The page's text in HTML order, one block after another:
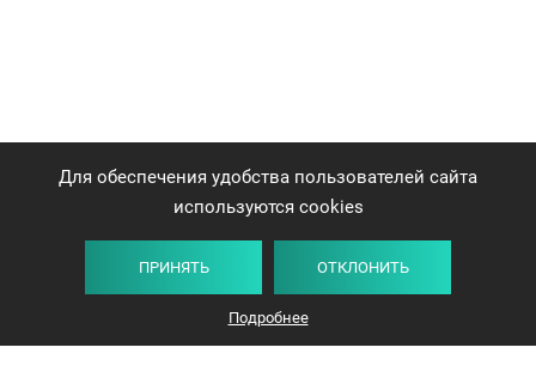
Для обеспечения удобства пользователей сайта
используются cookies
ПРИНЯТЬ ОТКЛОНИТЬ
Подробнее